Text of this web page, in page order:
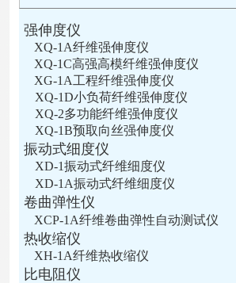
强伸度仪
XQ-1A纤维强伸度仪
XQ-1C高强高模纤维强伸度仪
XG-1A工程纤维强伸度仪
XQ-1D小负荷纤维强伸度仪
XQ-2多功能纤维强伸度仪
XQ-1B预取向丝强伸度仪
振动式细度仪
XD-1振动式纤维细度仪
XD-1A振动式纤维细度仪
卷曲弹性仪
XCP-1A纤维卷曲弹性自动测试仪
热收缩仪
XH-1A纤维热收缩仪
比电阻仪